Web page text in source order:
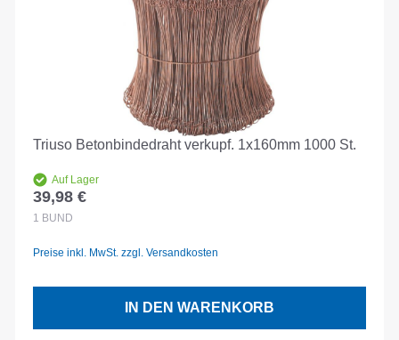
Triuso Betonbindedraht verkupf. 1x160mm 1000 St.
Auf Lager
Regulärer Preis:
39,98 €
1 BUND
Preise inkl. MwSt. zzgl. Versandkosten
IN DEN WARENKORB